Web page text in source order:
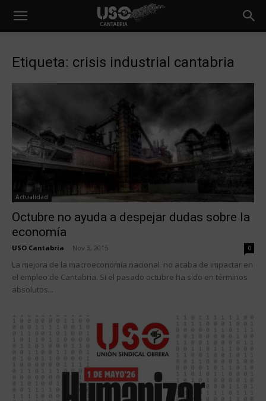
Etiqueta: crisis industrial cantabria
Actualidad
Octubre no ayuda a despejar dudas sobre la
economía
USO Cantabria Nov 3, 2015 0
La mejora de la macroeconomía nacional no acaba de impactar en
el empleo de Cantabria. Si el pasado octubre ha sido en términos
absolutos...